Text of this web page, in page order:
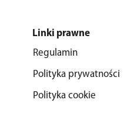
Linki prawne
Regulamin
Polityka prywatności
Polityka cookie